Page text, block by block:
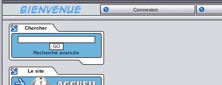
Connexion
Chercher
Recherche avancée
Le site